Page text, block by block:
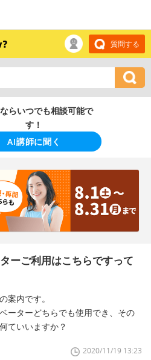
質問する
らいつでも相談可能で
す！
AI講師に聞く
ーご利用はこちらですって
案内です。
ーターどちらでも使用でき、その
ていいますか？
2020/11/19 13:23